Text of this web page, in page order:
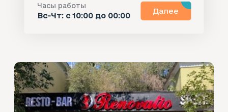
Часы работы
Вс-Чт: с 10:00 до 00:00
Далее